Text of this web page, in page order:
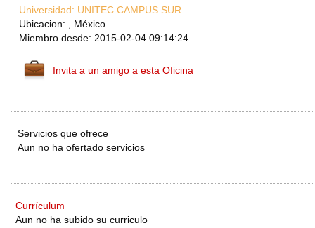
Universidad: UNITEC CAMPUS SUR
Ubicacion: , México
Miembro desde: 2015-02-04 09:14:24
Invita a un amigo a esta Oficina
Servicios que ofrece
Aun no ha ofertado servicios
Currículum
Aun no ha subido su curriculo